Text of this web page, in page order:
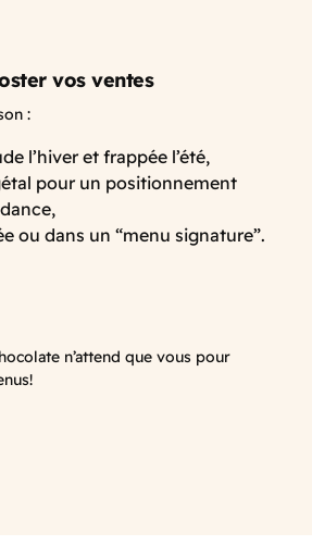
vos ventes
:
l’hiver et frappée l’été,
pour un positionnement
ou dans un “menu signature”.
n’attend que vous pour